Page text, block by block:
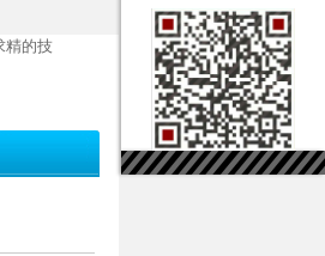
精的技